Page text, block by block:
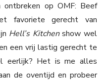
op OMF: Beef
favoriete gerecht van
Hell’s Kitchenshow wel
een vrij lastig gerecht te
eerlijk? Het is me alles
de oventijd en probeer